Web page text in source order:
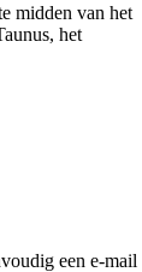
midden van het
het
een e-mail